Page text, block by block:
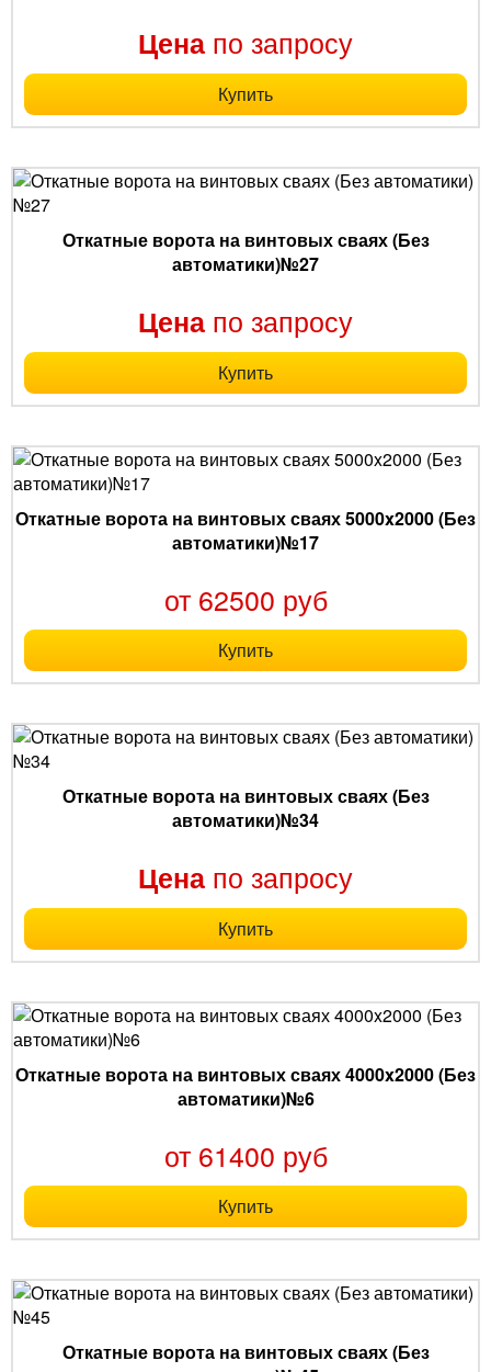
Цена по запросу
Купить
Откатные ворота на винтовых сваях (Без
автоматики)№27
Цена по запросу
Купить
Откатные ворота на винтовых сваях 5000x2000 (Без
автоматики)№17
от 62500 руб
Купить
Откатные ворота на винтовых сваях (Без
автоматики)№34
Цена по запросу
Купить
Откатные ворота на винтовых сваях 4000x2000 (Без
автоматики)№6
от 61400 руб
Купить
Откатные ворота на винтовых сваях (Без